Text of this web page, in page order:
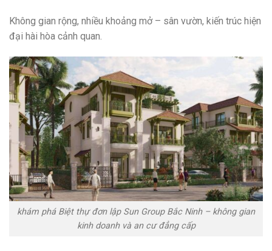
Không gian rộng, nhiều khoảng mở – sân vườn, kiến trúc hiện
đại hài hòa cảnh quan.
khám phá Biệt thự đơn lập Sun Group Bắc Ninh – không gian
kinh doanh và an cư đẳng cấp